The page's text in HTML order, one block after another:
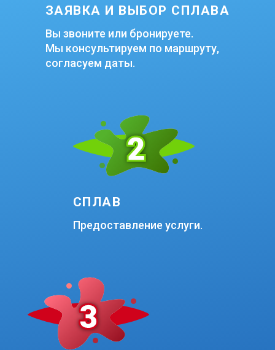
ЗАЯВКА И ВЫБОР СПЛАВА
Вы звоните или бронируете.
Мы консультируем по маршруту,
согласуем даты.
СПЛАВ
Предоставление услуги.